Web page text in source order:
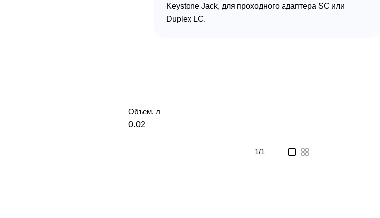
Keystone Jack, для проходного адаптера SC или
Duplex LC.
Объем, л
0.02
1/1 —